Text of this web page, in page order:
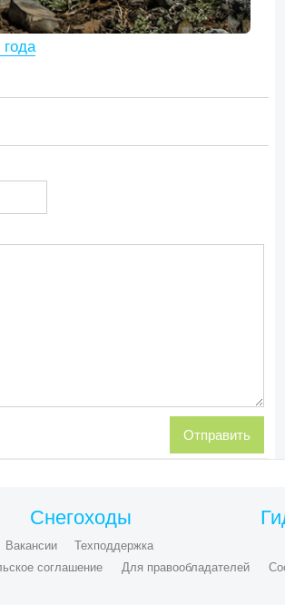
Снегоходы
Вакансии
Техподдержка
соглашение Для правообладателей